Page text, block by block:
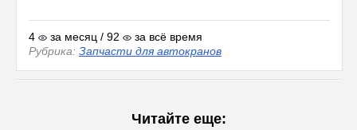
4 за месяц / 92
за всё время
Рубрика: Запчасти для автокранов
Читайте еще: